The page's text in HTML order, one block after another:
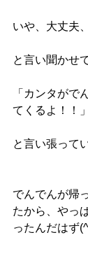
いや、大丈夫
と言い聞かせ
「カンタがで
てくるよ！！」
と言い張って
でんでんが帰
たから、やっ
ったんだはず